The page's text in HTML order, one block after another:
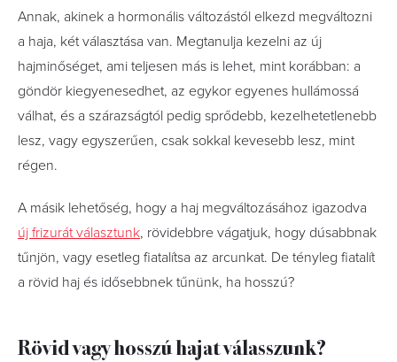
Annak, akinek a hormonális változástól elkezd megváltozni
a haja, két választása van. Megtanulja kezelni az új
hajminőséget, ami teljesen más is lehet, mint korábban: a
göndör kiegyenesedhet, az egykor egyenes hullámossá
válhat, és a szárazságtól pedig sprődebb, kezelhetetlenebb
lesz, vagy egyszerűen, csak sokkal kevesebb lesz, mint
régen.
A másik lehetőség, hogy a haj megváltozásához igazodva
új frizurát választunk, rövidebbre vágatjuk, hogy dúsabbnak
tűnjön, vagy esetleg fiatalítsa az arcunkat. De tényleg fiatalít
a rövid haj és idősebbnek tűnünk, ha hosszú?
Rövid vagy hosszú hajat válasszunk?